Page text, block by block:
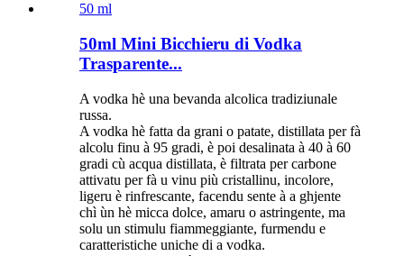
50ml Mini Bicchieru di Vodka
Trasparente...
A vodka hè una bevanda alcolica tradiziunale
russa.
A vodka hè fatta da grani o patate, distillata per fà
alcolu finu à 95 gradi, è poi desalinata à 40 à 60
gradi cù acqua distillata, è filtrata per carbone
attivatu per fà u vinu più cristallinu, incolore,
ligeru è rinfrescante, facendu sente à a ghjente
chì ùn hè micca dolce, amaru o astringente, ma
solu un stimulu fiammeggiante, furmendu e
caratteristiche uniche di a vodka.